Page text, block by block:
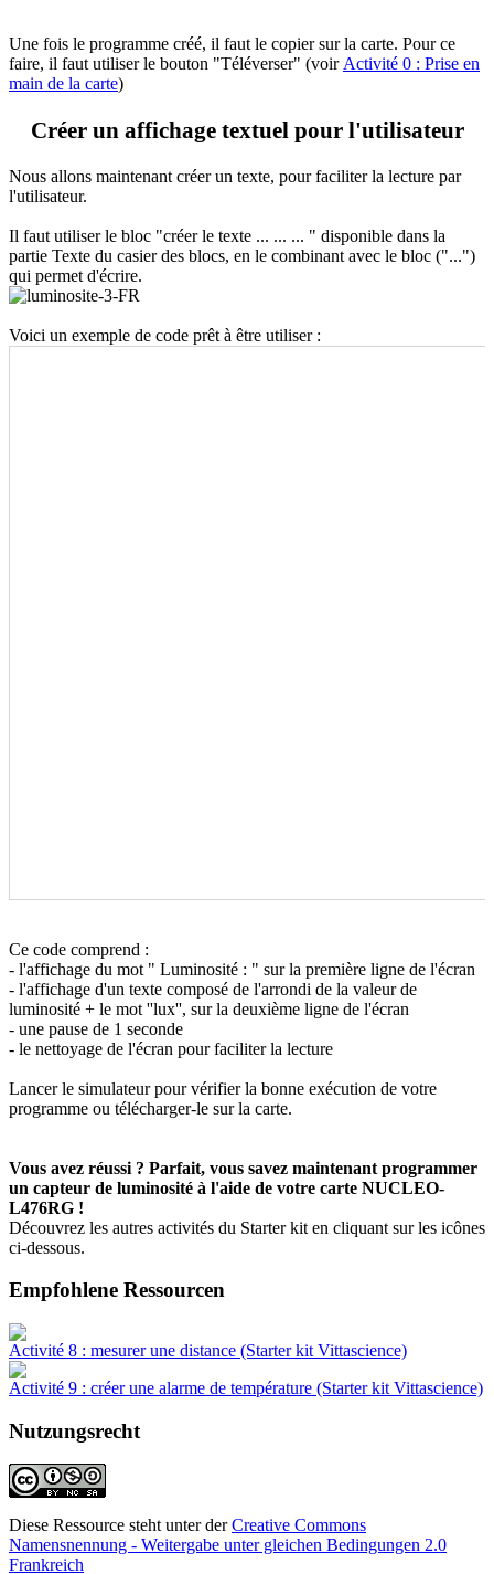
Une fois le programme créé, il faut le copier sur la carte. Pour ce
faire, il faut utiliser le bouton "Téléverser" (voir Activité 0 : Prise en
main de la carte)
Créer un affichage textuel pour l'utilisateur
Nous allons maintenant créer un texte, pour faciliter la lecture par
l'utilisateur.
Il faut utiliser le bloc "créer le texte ... ... ... " disponible dans la
partie Texte du casier des blocs, en le combinant avec le bloc ("...")
qui permet d'écrire.
Voici un exemple de code prêt à être utiliser :
Ce code comprend :
- l'affichage du mot " Luminosité : " sur la première ligne de l'écran
- l'affichage d'un texte composé de l'arrondi de la valeur de
luminosité + le mot ''lux'', sur la deuxième ligne de l'écran
- une pause de 1 seconde
- le nettoyage de l'écran pour faciliter la lecture
Lancer le simulateur pour vérifier la bonne exécution de votre
programme ou télécharger-le sur la carte.
Vous avez réussi ? Parfait, vous savez maintenant programmer
un capteur de luminosité à l'aide de votre carte NUCLEO-
L476RG !
Découvrez les autres activités du Starter kit en cliquant sur les icônes
ci-dessous.
Empfohlene Ressourcen
Activité 8 : mesurer une distance (Starter kit Vittascience)
Activité 9 : créer une alarme de température (Starter kit Vittascience)
Nutzungsrecht
Diese Ressource steht unter derCreative Commons
Namensnennung - Weitergabe unter gleichen Bedingungen 2.0
Frankreich